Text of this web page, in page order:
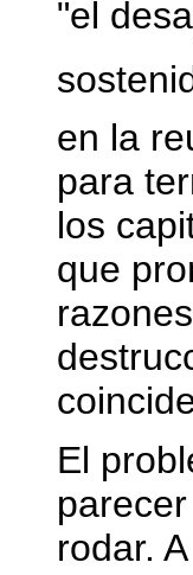
"el
en la
para
los
que
El
rodar.